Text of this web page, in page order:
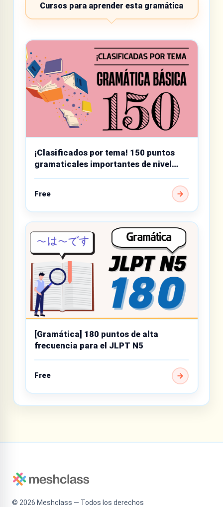
Cursos para aprender esta gramática
¡Clasificados por tema! 150 puntos
gramaticales importantes de nivel
Free
[Gramática] 180 puntos de alta
frecuencia para el JLPT N5
Free
© 2026 Meshclass — Todos los derechos